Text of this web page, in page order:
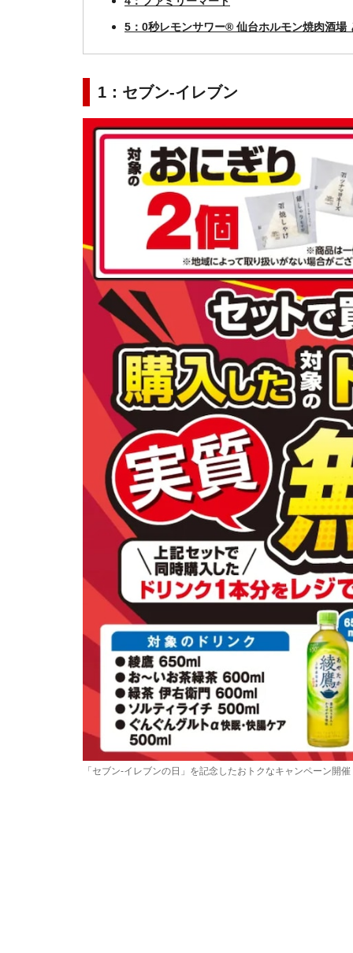
5：0秒レモンサワー® 仙台ホルモン焼肉酒場
1：セブン-イレブン
「セブン-イレブンの日」を記念したおトクなキャンペーン開